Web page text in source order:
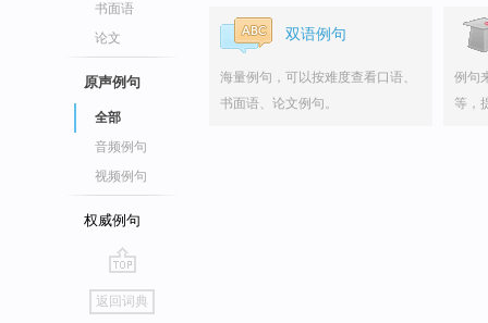
书面语
论文
原声例句
全部
音频例句
视频例句
权威例句
go
top
返回词典
双语例句
海量例句，可以按难度查看口语、
书面语、论文例句。
例句
等，